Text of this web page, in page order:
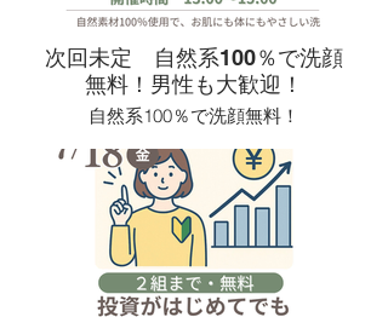
次回未定 自然系100％で洗顔
無料！男性も大歓迎！
自然系100％で洗顔無料！
自然素材100％使用で、お肌にも体に
もやさしい洗顔料を今回特別に無料で
体験できます！
敏感肌や肌のトラブルにお悩みの方に
特におすすめの洗顔料をご用意してお
りますので興味のある方はぜひこの機
会にお試しください。